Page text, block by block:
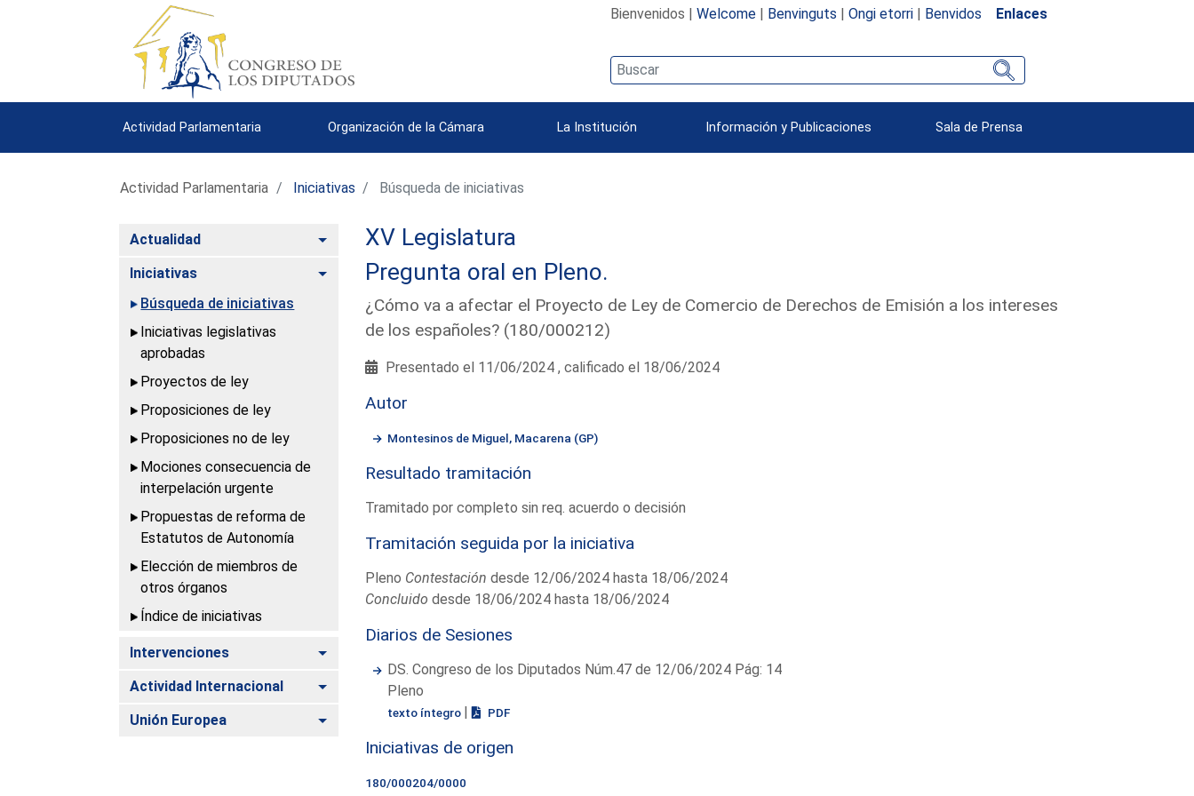
Bienvenidos | Welcome| Benvinguts | Ongi etorri| Benvidos Enlaces
Actividad Parlamentaria Organización de la Cámara La Institución Información y Publicaciones Sala de Prensa
Actividad Parlamentaria Iniciativas Búsqueda de iniciativas
Actualidad Alternar
Iniciativas
Alternar
Búsqueda de iniciativas
Iniciativas legislativas
aprobadas
Proyectos de ley
Proposiciones de ley
Proposiciones no de ley
Mociones consecuencia de
interpelación urgente
Propuestas de reforma de
Estatutos de Autonomía
Elección de miembros de
otros órganos
Índice de iniciativas
Intervenciones Alternar
Actividad Internacional Alternar
Unión Europea Alternar
XV Legislatura
Pregunta oral en Pleno.
¿Cómo va a afectar el Proyecto de Ley de Comercio de Derechos de Emisión a los intereses
de los españoles? (180/000212)
Presentado el 11/06/2024 , calificado el 18/06/2024
Autor
Montesinos de Miguel, Macarena (GP)
Resultado tramitación
Tramitado por completo sin req. acuerdo o decisión
Tramitación seguida por la iniciativa
Pleno Contestación desde 12/06/2024 hasta 18/06/2024
Concluido desde 18/06/2024 hasta 18/06/2024
Diarios de Sesiones
DS. Congreso de los Diputados Núm.47 de 12/06/2024 Pág: 14
Pleno
texto íntegro | PDF
Iniciativas de origen
180/000204/0000